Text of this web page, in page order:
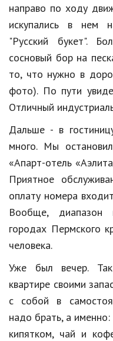
направо по ходу
искупались в нем
"Русский букет".
сосновый бор на
то, что нужно в
фото). По пути
Отличный
Дальше - в
много. Мы
«Апарт-отель
Приятное
оплату номера
Вообще, диапазон
городах Пермского
человека.
Уже был вечер.
квартире своими
с собой в
надо брать, а именно:
кипятком, чай и